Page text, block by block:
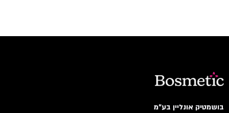
בושמטיק אונליין בע"מ